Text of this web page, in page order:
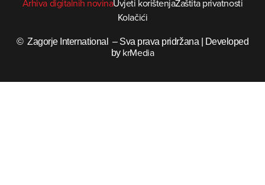
Arhiva digitalnih novinaUvjeti korištenjaZaštita privatnosti
Kolačići
© Zagorje International – Sva prava pridržana | Developed
by krMedia